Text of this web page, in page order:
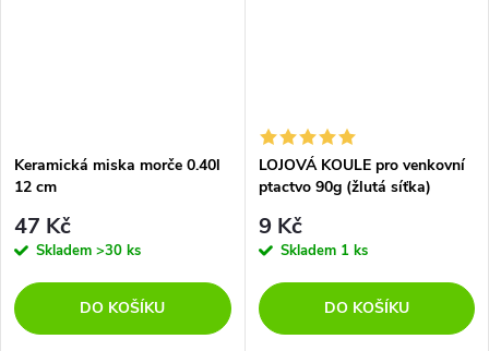
Keramická miska morče 0.40l
12 cm
47 Kč
Skladem >30 ks
DO KOŠÍKU
LOJOVÁ KOULE pro venkovní
ptactvo 90g (žlutá síťka)
9 Kč
Skladem 1 ks
DO KOŠÍKU